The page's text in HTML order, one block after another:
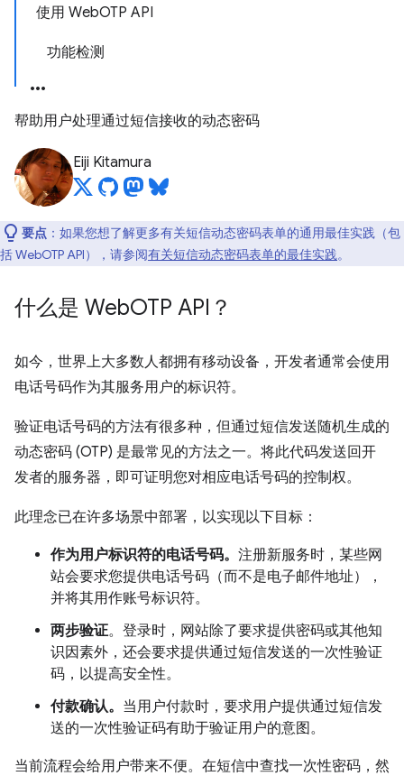
使用 WebOTP API
功能检测
帮助用户处理通过短信接收的动态密码
Eiji Kitamura
要点 ：如果您想了解更多有关短信动态密码表单的通用最佳实践（包
括 WebOTP API），请参阅有关短信动态密码表单的最佳实践。
什么是 WebOTP API？
如今，世界上大多数人都拥有移动设备，开发者通常会使用
电话号码作为其服务用户的标识符。
验证电话号码的方法有很多种，但通过短信发送随机生成的
动态密码 (OTP) 是最常见的方法之一。将此代码发送回开
发者的服务器，即可证明您对相应电话号码的控制权。
此理念已在许多场景中部署，以实现以下目标：
作为用户标识符的电话号码。 注册新服务时，某些网
站会要求您提供电话号码（而不是电子邮件地址），
并将其用作账号标识符。
两步验证。登录时，网站除了要求提供密码或其他知
识因素外，还会要求提供通过短信发送的一次性验证
码，以提高安全性。
付款确认。 当用户付款时，要求用户提供通过短信发
送的一次性验证码有助于验证用户的意图。
当前流程会给用户带来不便。在短信中查找一次性密码，然